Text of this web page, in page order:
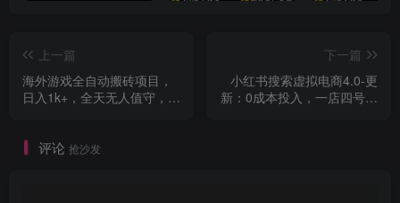
上一篇
海外游戏全自动搬砖项目，
日入1k+，全天无人值守，长
下一篇
小红书搜索虚拟电商4.0-更
新：0成本投入，一店四号免
评论 抢沙发